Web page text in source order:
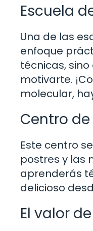
Escuela
Una de las
enfoque
técnicas,
motivarte.
molecular,
Centro
Este centro
postres y las
aprenderás
delicioso
El valor